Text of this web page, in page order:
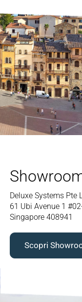
Deluxe Systems Pte
61 Ubi Avenue 1
Singapore 408941
Scopri